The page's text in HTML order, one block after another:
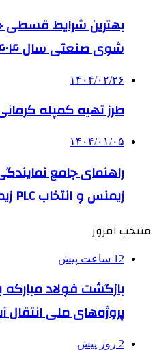
بهترین شرایط
شوی صنعتی سال ۱۴۰۴
۱۴۰۴/۰۲/۲۶
طرز تهیه کمپله کرمانی
۱۴۰۴/۰۱/۰۵
راهنمای جامع
زیمنس و انتخاب PLC زیمنس
منتخب امروز
12 ساعت پیش
بازگشت فولاد مبارکه
پروژه‌های ملی انتقال
2 روز پیش